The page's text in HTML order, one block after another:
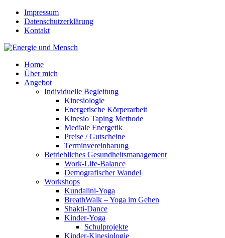
Impressum
Datenschutzerklärung
Kontakt
Home
Über mich
Angebot
Individuelle Begleitung
Kinesiologie
Energetische Körperarbeit
Kinesio Taping Methode
Mediale Energetik
Preise / Gutscheine
Terminvereinbarung
Betriebliches Gesundheitsmanagement
Work-Life-Balance
Demografischer Wandel
Workshops
Kundalini-Yoga
BreathWalk – Yoga im Gehen
Shakti-Dance
Kinder-Yoga
Schulprojekte
Kinder-Kinesiologie